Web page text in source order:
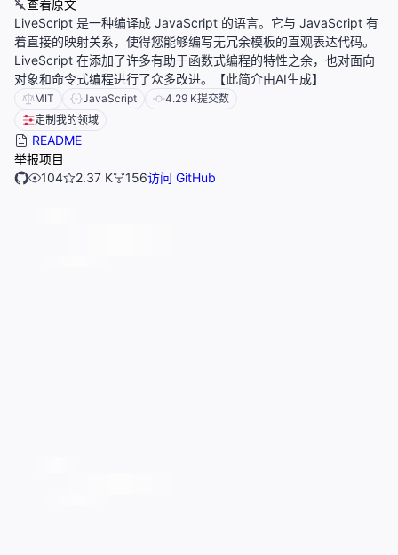
查看原文
LiveScript 是一种编译成 JavaScript 的语言。它与 JavaScript 有
着直接的映射关系，使得您能够编写无冗余模板的直观表达代码。
LiveScript 在添加了许多有助于函数式编程的特性之余，也对面向
对象和命令式编程进行了众多改进。【此简介由AI生成】
MIT JavaScript 4.29 K提交数
定制我的领域
README
举报项目
104
2.37 K 156访问 GitHub